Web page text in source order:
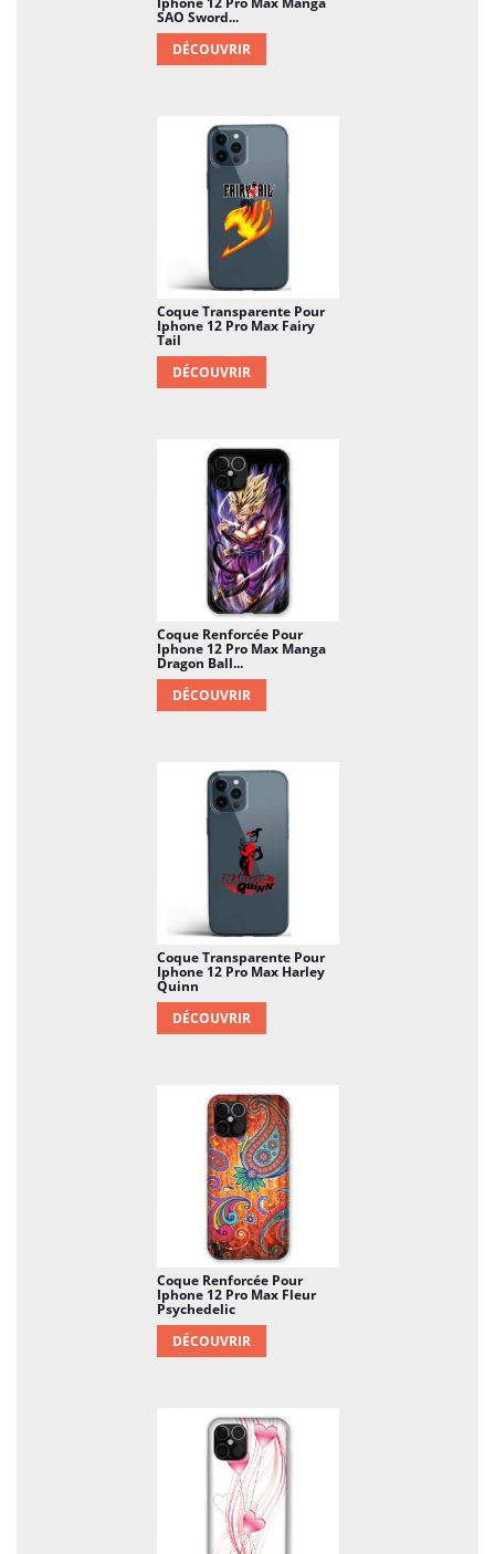
SAO Sword...
DÉCOUVRIR
Coque Transparente Pour
Iphone 12 Pro Max Fairy
Tail
DÉCOUVRIR
Coque Renforcée Pour
Iphone 12 Pro Max Manga
Dragon Ball...
DÉCOUVRIR
Coque Transparente Pour
Iphone 12 Pro Max Harley
Quinn
DÉCOUVRIR
Coque Renforcée Pour
Iphone 12 Pro Max Fleur
Psychedelic
DÉCOUVRIR